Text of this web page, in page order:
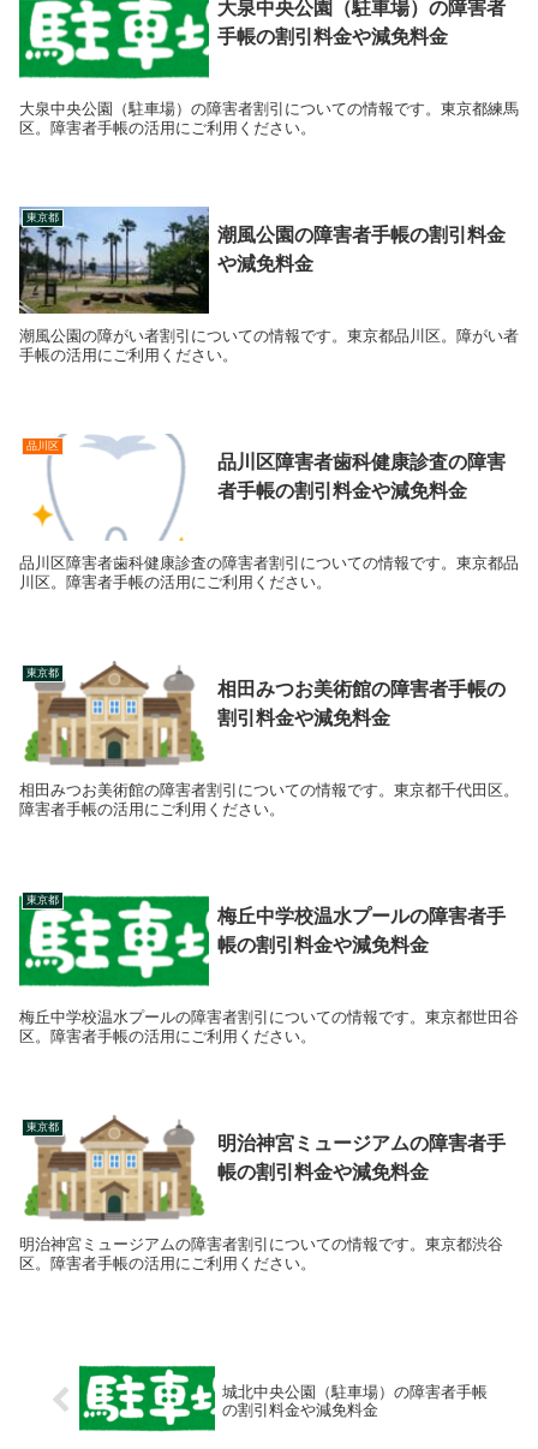
大泉中央公園（駐車場）の障害者
手帳の割引料金や減免料金
大泉中央公園（駐車場）の障害者割引についての情報です。東京都練馬
区。障害者手帳の活用にご利用ください。
東京都
潮風公園の障害者手帳の割引料金
や減免料金
潮風公園の障がい者割引についての情報です。東京都品川区。障がい者
手帳の活用にご利用ください。
品川区
品川区障害者歯科健康診査の障害
者手帳の割引料金や減免料金
品川区障害者歯科健康診査の障害者割引についての情報です。東京都品
川区。障害者手帳の活用にご利用ください。
東京都
相田みつお美術館の障害者手帳の
割引料金や減免料金
相田みつお美術館の障害者割引についての情報です。東京都千代田区。
障害者手帳の活用にご利用ください。
東京都
梅丘中学校温水プールの障害者手
帳の割引料金や減免料金
梅丘中学校温水プールの障害者割引についての情報です。東京都世田谷
区。障害者手帳の活用にご利用ください。
東京都
明治神宮ミュージアムの障害者手
帳の割引料金や減免料金
明治神宮ミュージアムの障害者割引についての情報です。東京都渋谷
区。障害者手帳の活用にご利用ください。
城北中央公園（駐車場）の障害者手帳
の割引料金や減免料金